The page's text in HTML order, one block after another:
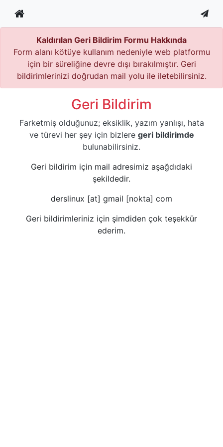
Kaldırılan Geri Bildirim Formu Hakkında
Form alanı kötüye kullanım nedeniyle web platformu
için bir süreliğine devre dışı bırakılmıştır. Geri
bildirimlerinizi doğrudan mail yolu ile iletebilirsiniz.
Geri Bildirim
Farketmiş olduğunuz; eksiklik, yazım yanlışı, hata
ve türevi her şey için bizlere geri bildirimde
bulunabilirsiniz.
Geri bildirim için mail adresimiz aşağdıdaki
şekildedir.
derslinux [at] gmail [nokta] com
Geri bildirimleriniz için şimdiden çok teşekkür
ederim.